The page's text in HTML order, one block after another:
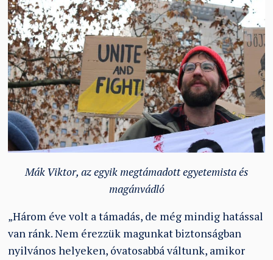
Mák Viktor, az egyik megtámadott egyetemista és
magánvádló
„Három éve volt a támadás, de még mindig hatással
van ránk. Nem érezzük magunkat biztonságban
nyilvános helyeken, óvatosabbá váltunk, amikor